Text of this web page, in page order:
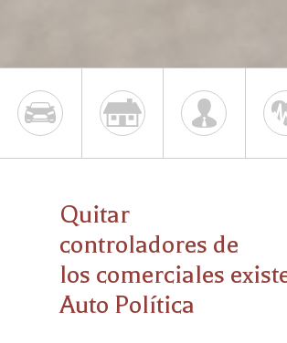
Quitar
controladores de
los comerciales
Auto Política